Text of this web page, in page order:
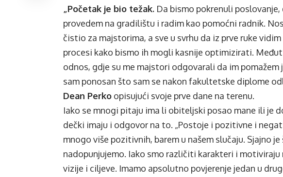
„Početak je bio težak. Da bismo pokrenuli
provedem na gradilištu i radim kao pomoćni radnik.
čistio za majstorima, a sve u svrhu da iz prve ruke
procesi kako bismo ih mogli kasnije optimizirati.
odnos, gdje su me majstori odgovarali da im pomažem
sam ponosan što sam se nakon fakultetske diplome
Dean Perko opisujući svoje prve dane na terenu.
Iako se mnogi pitaju ima li obiteljski posao mane ili je
dečki imaju i odgovor na to. „Postoje i pozitivne i
mnogo više pozitivnih, barem u našem slučaju. Sjajno
nadopunjujemo. Iako smo različiti karakteri i
vizije i ciljeve. Imamo apsolutno povjerenje jedan u